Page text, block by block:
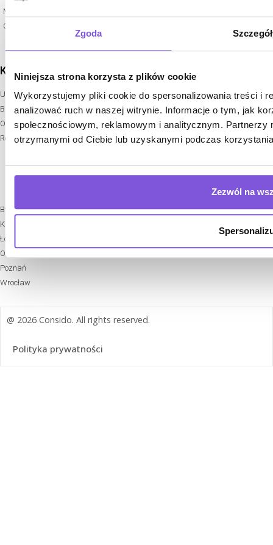
Zgoda
Niniejsza strona korzysta z plików cookie
Wykorzystujemy pliki cookie do spersonalizowania treści i
analizować ruch w naszej witrynie. Informacje o tym, jak
społecznościowym, reklamowym i analitycznym. Partnerzy
otrzymanymi od Ciebie lub uzyskanymi podczas
Zezwól na
Meble gabinetowe
Oferta dedykowana
KONTAKT
Umów konsultacje
Blog
O nas
Realizacje
LOKALIZACJE
Warszawa
Lublin
Koszalin
Gdańsk
Szczecin
Bydgoszcz
Katowice
Łódź
Olsztyn
Poznań
Wrocław
@ 2026 Consido. All rights reserved.
Polityka prywatności